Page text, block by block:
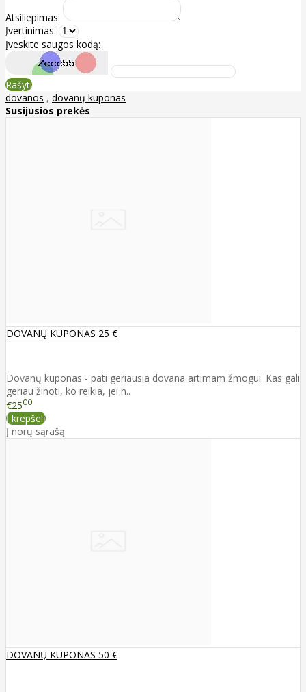
Atsiliepimas:
Įvertinimas:
Įveskite saugos kodą:
Rašyti
dovanos , dovanų kuponas
Susijusios prekės
DOVANŲ KUPONAS 25 €
Dovanų kuponas - pati geriausia dovana artimam žmogui. Kas gali
geriau žinoti, ko reikia, jei n..
€2500
Į krepšelį
Į norų sąrašą
DOVANŲ KUPONAS 50 €